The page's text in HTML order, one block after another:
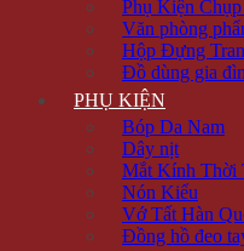
Phụ Kiện
Văn phòng
Hộp Đựng
Đồ dùng gia
PHỤ KIỆN
Bóp Da Nam
Dây nịt
Mắt Kính Thời
Nón Kiểu
Vớ Tất Hàn
Đồng hồ đeo